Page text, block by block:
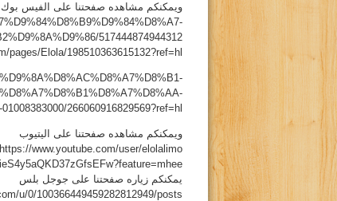
ويمكنكم مشاهده صفحتنا على الفيس بوك
517444874944312
pages/Elola/198510363615132?ref=hl
266060916829569?ref=hl
ويمكنكم مشاهده صفحتنا على اليتيوب
https://www.youtube.com/user/elolalimo
يمكنكم زياره صفحتنا على جوجل بلس
u/0/100366449459282812949/posts